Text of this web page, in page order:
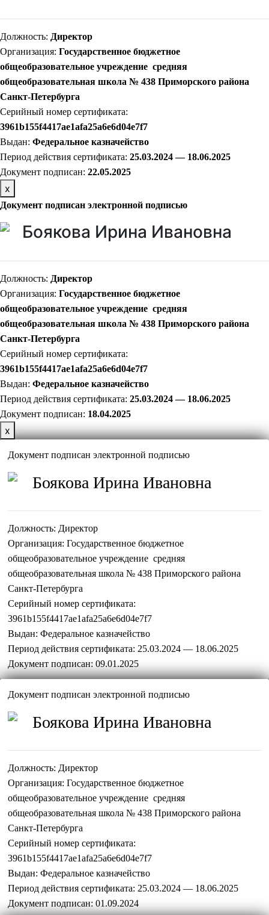
Должность: Директор
Организация: Государственное бюджетное
общеобразовательное учреждение средняя
общеобразовательная школа № 438 Приморского района
Санкт-Петербурга
Серийный номер сертификата:
3961b155f4417ae1afa25a6e6d04e7f7
Выдан: Федеральное казначейство
Период действия сертификата: 25.03.2024 — 18.06.2025
Документ подписан: 22.05.2025
х
Документ подписан электронной подписью
Боякова Ирина Ивановна
Должность: Директор
Организация: Государственное бюджетное
общеобразовательное учреждение средняя
общеобразовательная школа № 438 Приморского района
Санкт-Петербурга
Серийный номер сертификата:
3961b155f4417ae1afa25a6e6d04e7f7
Выдан: Федеральное казначейство
Период действия сертификата: 25.03.2024 — 18.06.2025
Документ подписан: 18.04.2025
х
Документ подписан электронной подписью
Боякова Ирина Ивановна
Должность: Директор
Организация: Государственное бюджетное
общеобразовательное учреждение средняя
общеобразовательная школа № 438 Приморского района
Санкт-Петербурга
Серийный номер сертификата:
3961b155f4417ae1afa25a6e6d04e7f7
Выдан: Федеральное казначейство
Период действия сертификата: 25.03.2024 — 18.06.2025
Документ подписан: 09.01.2025
Документ подписан электронной подписью
Боякова Ирина Ивановна
Должность: Директор
Организация: Государственное бюджетное
общеобразовательное учреждение средняя
общеобразовательная школа № 438 Приморского района
Санкт-Петербурга
Серийный номер сертификата:
3961b155f4417ae1afa25a6e6d04e7f7
Выдан: Федеральное казначейство
Период действия сертификата: 25.03.2024 — 18.06.2025
Документ подписан: 01.09.2024